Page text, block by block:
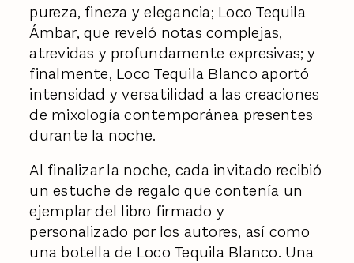
pureza, fineza y elegancia; Loco Tequila
Ámbar, que reveló notas complejas,
atrevidas y profundamente expresivas; y
finalmente, Loco Tequila Blanco aportó
intensidad y versatilidad a las creaciones
de mixología contemporánea presentes
durante la noche.
Al finalizar la noche, cada invitado recibió
un estuche de regalo que contenía un
ejemplar del libro firmado y
personalizado por los autores, así como
una botella de Loco Tequila Blanco. Una